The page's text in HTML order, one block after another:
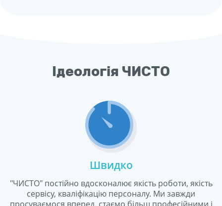
Ідеологія ЧИСТО
Швидко
"ЧИСТО" постійно вдосконалює якість роботи, якість
сервісу, кваліфікацію персоналу. Ми завжди